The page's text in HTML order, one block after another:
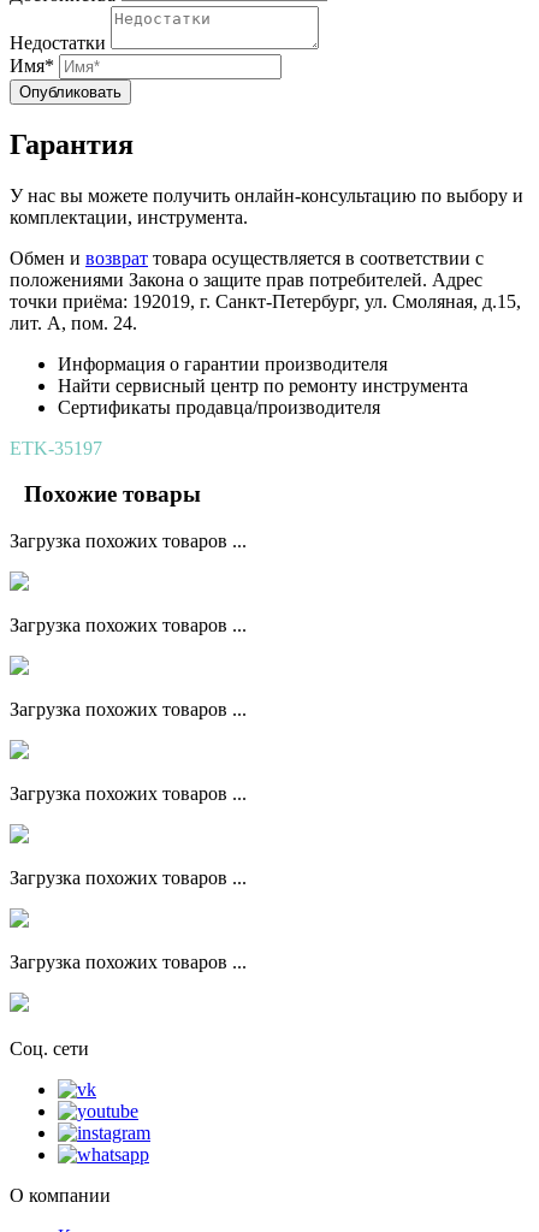
Недостатки
Имя*
Опубликовать
Гарантия
У нас вы можете получить онлайн-консультацию по выбору и
комплектации, инструмента.
Обмен и возврат товара осуществляется в соответствии с
положениями Закона о защите прав потребителей. Адрес
точки приёма: 192019, г. Санкт-Петербург, ул. Смоляная, д.15,
лит. А, пом. 24.
Информация о гарантии производителя
Найти сервисный центр по ремонту инструмента
Сертификаты продавца/производителя
ETK-35197
Похожие товары
Загрузка похожих товаров ...
Загрузка похожих товаров ...
Загрузка похожих товаров ...
Загрузка похожих товаров ...
Загрузка похожих товаров ...
Загрузка похожих товаров ...
Соц. сети
О компании